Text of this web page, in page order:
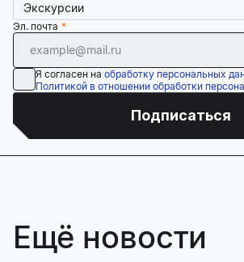
Экскурсии
Эл. почта
Я согласен на обработку персональных
Политикой в отношении обработки
Подписаться
Ещё новости